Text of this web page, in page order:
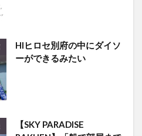
HIヒロセ別府の中にダイソ
ーができるみたい
【SKY PARADISE